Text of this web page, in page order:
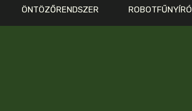
ÖNTÖZŐRENDSZER ROBOTFŰNYÍRÓ